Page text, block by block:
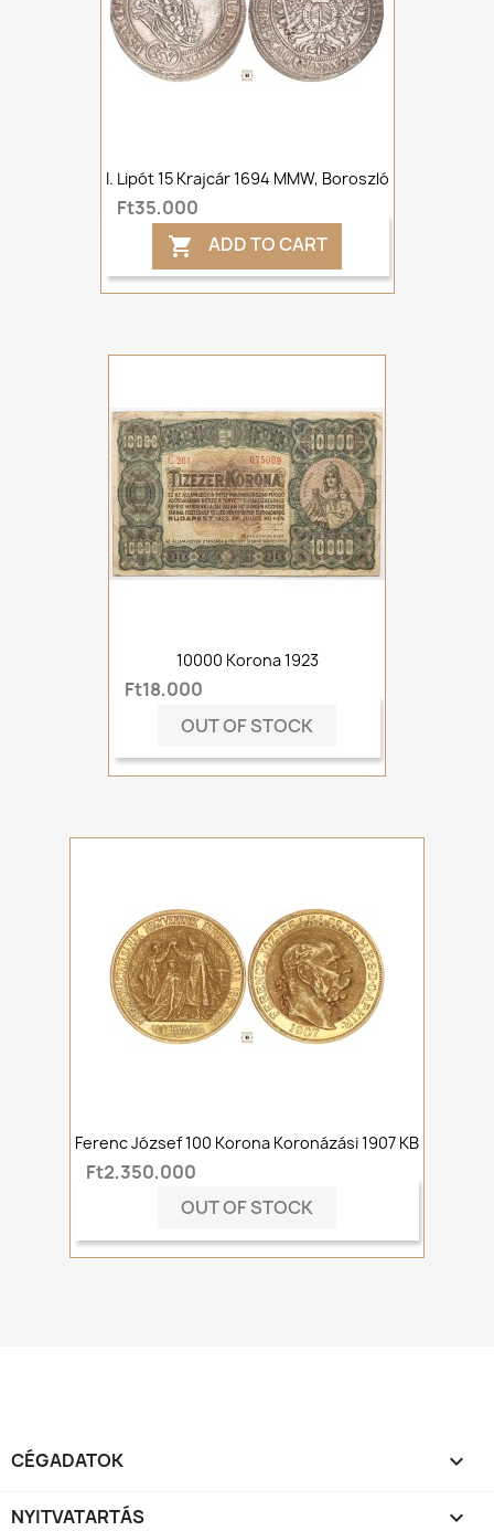
I. Lipót 15 Krajcár 1694 MMW, Boroszló
Ft35,000
 ADD TO CART
10000 Korona 1923
Ft18,000
OUT OF STOCK
Ferenc József 100 Korona Koronázási 1907 KB
Ft2,350,000
OUT OF STOCK
CÉGADATOK 
NYITVATARTÁS 